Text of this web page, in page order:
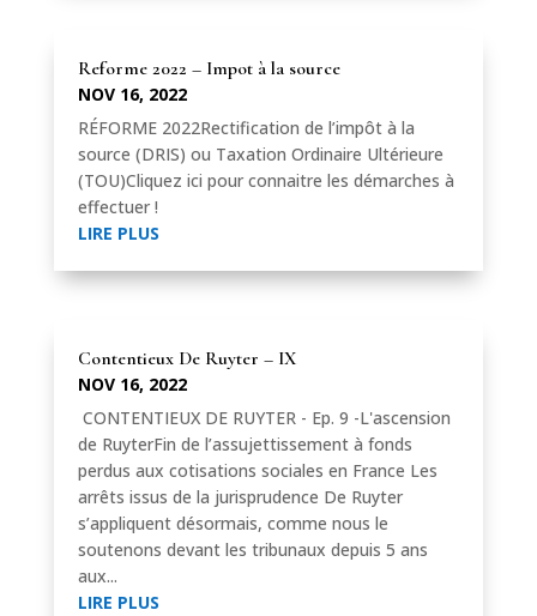
Reforme 2022 – Impot à la source
NOV 16, 2022
RÉFORME 2022Rectification de l’impôt à la
source (DRIS) ou Taxation Ordinaire Ultérieure
(TOU)Cliquez ici pour connaitre les démarches à
effectuer !
LIRE PLUS
Contentieux De Ruyter – IX
NOV 16, 2022
CONTENTIEUX DE RUYTER - Ep. 9 -L'ascension
de RuyterFin de l’assujettissement à fonds
perdus aux cotisations sociales en France Les
arrêts issus de la jurisprudence De Ruyter
s’appliquent désormais, comme nous le
soutenons devant les tribunaux depuis 5 ans
aux...
LIRE PLUS